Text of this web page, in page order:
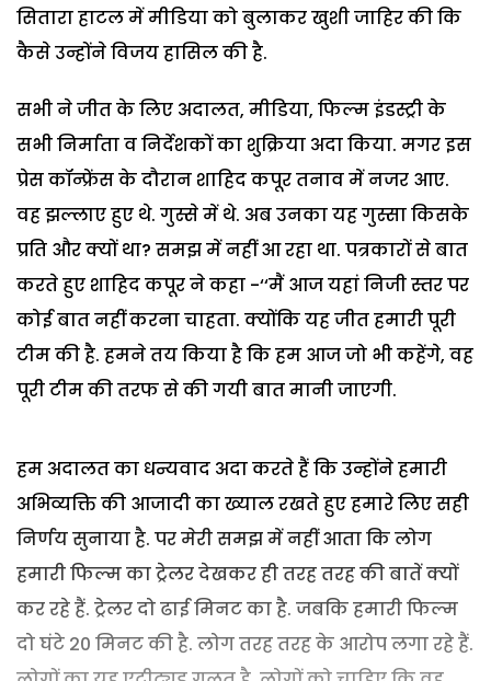
सितारा हाटल में मीडिया को बुलाकर खुशी जाहिर की कि
कैसे उन्होंने विजय हासिल की है.
सभी ने जीत के लिए अदालत, मीडिया, फिल्म इंडस्ट्री के
सभी निर्माता व निर्देशकों का शुक्रिया अदा किया. मगर इस
प्रेस कॉन्फ्रेंस के दौरान शाहिद कपूर तनाव में नजर आए.
वह झल्लाए हुए थे. गुस्से में थे. अब उनका यह गुस्सा किसके
प्रति और क्यों था? समझ में नहीं आ रहा था. पत्रकारों से बात
करते हुए शाहिद कपूर ने कहा -‘‘मैं आज यहां निजी स्तर पर
कोई बात नहीं करना चाहता. क्योंकि यह जीत हमारी पूरी
टीम की है. हमने तय किया है कि हम आज जो भी कहेंगे, वह
पूरी टीम की तरफ से की गयी बात मानी जाएगी.
हम अदालत का धन्यवाद अदा करते हैं कि उन्होंने हमारी
अभिव्यक्ति की आजादी का ख्याल रखते हुए हमारे लिए सही
निर्णय सुनाया है. पर मेरी समझ में नहीं आता कि लोग
हमारी फिल्म का ट्रेलर देखकर ही तरह तरह की बातें क्यों
कर रहे हैं. ट्रेलर दो ढाई मिनट का है. जबकि हमारी फिल्म
दो घंटे 20 मिनट की है. लोग तरह तरह के आरोप लगा रहे हैं.